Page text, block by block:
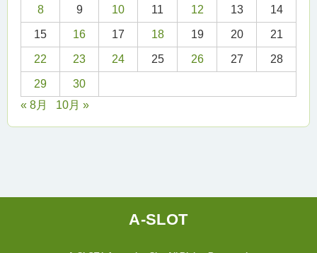
8 9 10 11 12 13 14
15 16 17 18 19 20 21
22 23 24 25 26 27 28
29
30
« 8月
10月 »